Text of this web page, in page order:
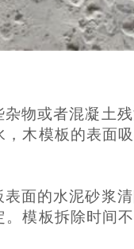
物或者混凝土
木模板的表面
面的水泥砂浆
模板拆除时间